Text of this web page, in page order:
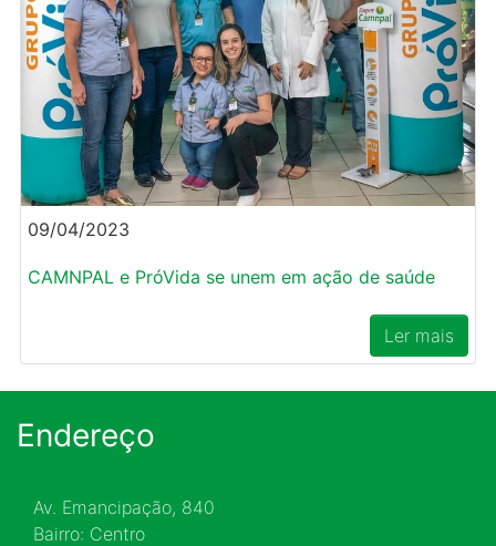
09/04/2023
CAMNPAL e PróVida se unem em ação de saúde
Ler mais
Endereço
Av. Emancipação, 840
Bairro: Centro